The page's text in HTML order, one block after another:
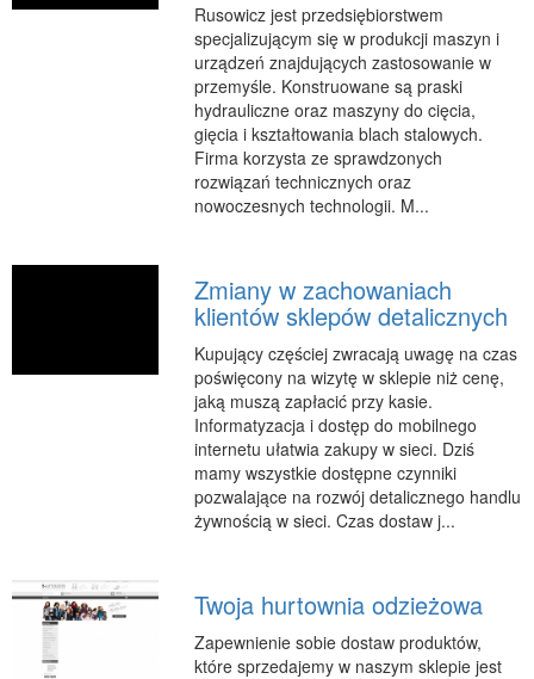
Oprogramowanie
Rusowicz jest przedsiębiorstwem
specjalizującym się w produkcji maszyn i
urządzeń znajdujących zastosowanie w
przemyśle. Konstruowane są praski
hydrauliczne oraz maszyny do cięcia,
gięcia i kształtowania blach stalowych.
Firma korzysta ze sprawdzonych
rozwiązań technicznych oraz
nowoczesnych technologii. M...
Zmiany w zachowaniach
klientów sklepów detalicznych
Kupujący częściej zwracają uwagę na czas
poświęcony na wizytę w sklepie niż cenę,
jaką muszą zapłacić przy kasie.
Informatyzacja i dostęp do mobilnego
internetu ułatwia zakupy w sieci. Dziś
mamy wszystkie dostępne czynniki
pozwalające na rozwój detalicznego handlu
żywnością w sieci. Czas dostaw j...
Twoja hurtownia odzieżowa
Zapewnienie sobie dostaw produktów,
które sprzedajemy w naszym sklepie jest